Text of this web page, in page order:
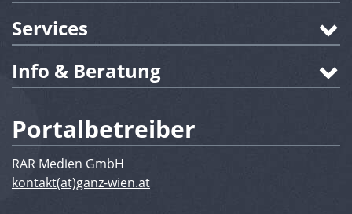
Services
Info & Beratung
Portalbetreiber
RAR Medien GmbH
kontakt(at)ganz-wien.at